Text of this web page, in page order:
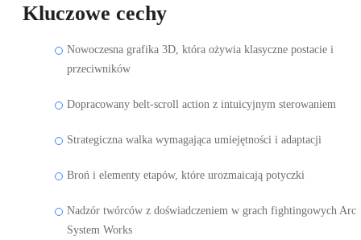
Kluczowe cechy
Nowoczesna grafika 3D, która ożywia klasyczne postacie i
przeciwników
Dopracowany belt-scroll action z intuicyjnym sterowaniem
Strategiczna walka wymagająca umiejętności i adaptacji
Broń i elementy etapów, które urozmaicają potyczki
Nadzór twórców z doświadczeniem w grach fightingowych Arc
System Works